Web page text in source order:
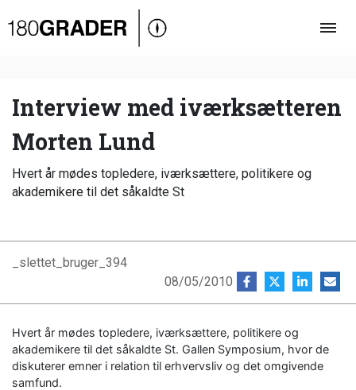
Oversigt
Debat
Video
Podcast
Interview med iværksætteren
Morten Lund
Hvert år mødes topledere, iværksættere, politikere og
akademikere til det såkaldte St
_slettet_bruger_394
08/05/2010
Hvert år mødes topledere, iværksættere, politikere og
akademikere til det såkaldte St. Gallen Symposium, hvor de
diskuterer emner i relation til erhvervsliv og det omgivende
samfund.